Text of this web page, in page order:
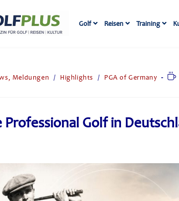
Golf Reisen Training
Meldungen / Highlights / PGA of Germany
Professional Golf in